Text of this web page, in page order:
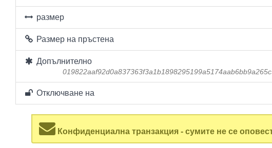
размер
Размер на пръстена
Допълнително
Отключване на
Конфиденциална транзакция - сумите не се